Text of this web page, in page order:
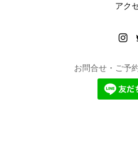
アク
お問合せ・ご予